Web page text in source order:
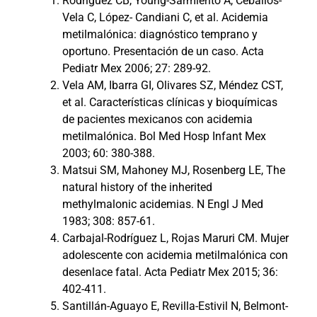
Vela C, López- Candiani C, et al. Acidemia
metilmalónica: diagnóstico temprano y
oportuno. Presentación de un caso. Acta
Pediatr Mex 2006; 27: 289-92.
Vela AM, Ibarra GI, Olivares SZ, Méndez CST,
et al. Características clínicas y bioquímicas
de pacientes mexicanos con acidemia
metilmalónica. Bol Med Hosp Infant Mex
2003; 60: 380-388.
Matsui SM, Mahoney MJ, Rosenberg LE, The
natural history of the inherited
methylmalonic acidemias. N Engl J Med
1983; 308: 857-61.
Carbajal-Rodríguez L, Rojas Maruri CM. Mujer
adolescente con acidemia metilmalónica con
desenlace fatal. Acta Pediatr Mex 2015; 36:
402-411.
Santillán-Aguayo E, Revilla-Estivil N, Belmont-